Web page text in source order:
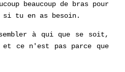
beaucoup de bras pour
tu en as besoin.
à qui que se soit,
ce n'est pas parce que